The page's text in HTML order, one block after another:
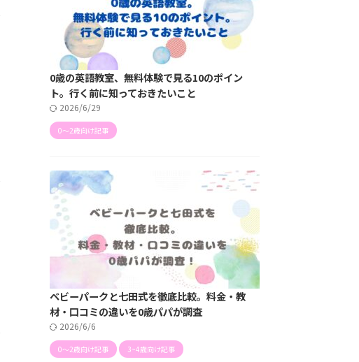
0歳の英語教室、無料体験で見る10のポイン
ト。行く前に知っておきたいこと
2026/6/29
0〜2歳向け記事
ベビーパークと七田式を徹底比較。料金・教
材・口コミの違いを0歳パパが調査
2026/6/6
0〜2歳向け記事 3~4歳向け記事